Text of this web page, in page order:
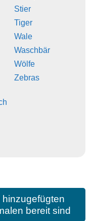
Stier
Tiger
Wale
Waschbär
Wölfe
Zebras
bereit sind